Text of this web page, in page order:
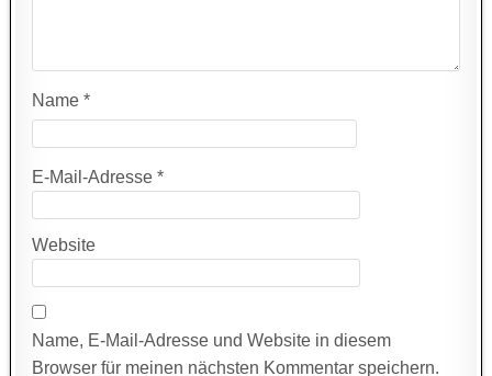
Name*
E-Mail-Adresse*
Website
Name, E-Mail-Adresse und Website in diesem
Browser für meinen nächsten Kommentar speichern.